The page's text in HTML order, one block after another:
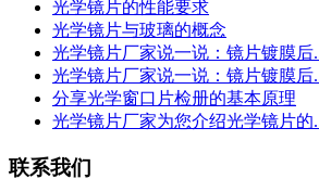
光学镜片的性能要求
光学镜片与玻璃的概念
光学镜片厂家说一说：镜片镀膜后
光学镜片厂家说一说：镜片镀膜后
分享光学窗口片检册的基本原理
光学镜片厂家为您介绍光学镜片的
联系我们